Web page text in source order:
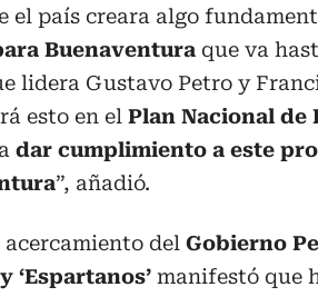
el país creara algo
Buenaventura que va
lidera Gustavo Petro y
esto en el Plan Nacional de
dar cumplimiento a este
”, añadió.
del Gobierno
‘Espartanos’ manifestó que